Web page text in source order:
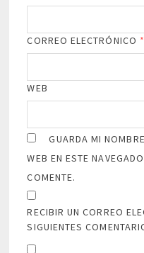
CORREO ELECTRÓNICO *
WEB
GUARDA MI
WEB EN ESTE
COMENTE.
RECIBIR UN CORREO
SIGUIENTES